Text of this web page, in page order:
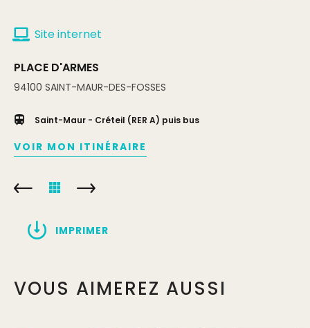
Site internet
PLACE D'ARMES
94100 SAINT-MAUR-DES-FOSSES
Saint-Maur - Créteil (RER A) puis bus
VOIR MON ITINÉRAIRE
IMPRIMER
VOUS AIMEREZ AUSSI